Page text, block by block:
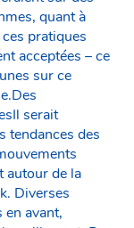
quant à
pratiques
acceptées – ce
sur ce
serait
tendances des
autour de la
Diverses
avant,